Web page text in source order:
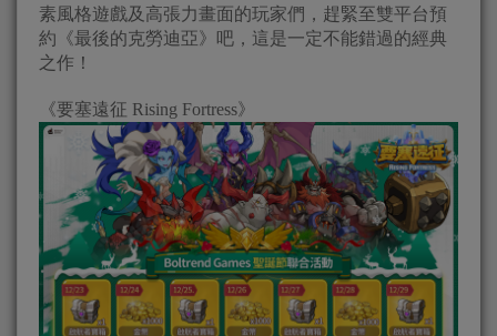
素風格遊戲及高張力畫面的玩家們，趕緊至雙平台預
約《最後的克勞迪亞》吧，這是一定不能錯過的經典
之作！
《要塞遠征 Rising Fortress》